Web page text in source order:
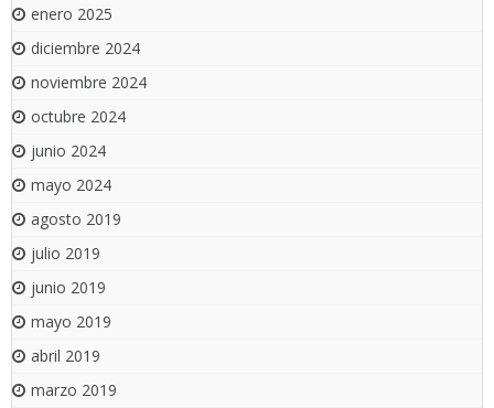
enero 2025
diciembre 2024
noviembre 2024
octubre 2024
junio 2024
mayo 2024
agosto 2019
julio 2019
junio 2019
mayo 2019
abril 2019
marzo 2019